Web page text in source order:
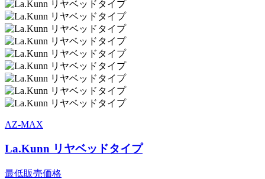
AZ-MAX
La.Kunn リヤベッドタイプ
最低販売価格